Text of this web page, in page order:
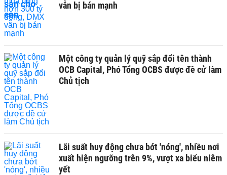
vẫn bị bán mạnh
Một công ty quản lý quỹ sắp đổi tên thành
OCB Capital, Phó Tổng OCBS được đề cử làm
Chủ tịch
Lãi suất huy động chưa bớt 'nóng', nhiều nơi
xuất hiện ngưỡng trên 9%, vượt xa biểu niêm
yết